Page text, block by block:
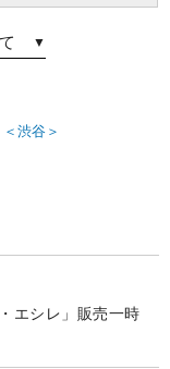
渋谷＞
エシレ」販売一時